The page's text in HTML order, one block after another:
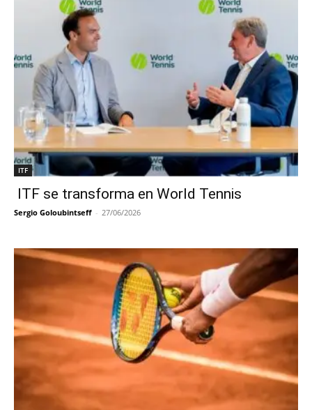
ITF
ITF se transforma en World Tennis
Sergio Goloubintseff - 27/06/2026